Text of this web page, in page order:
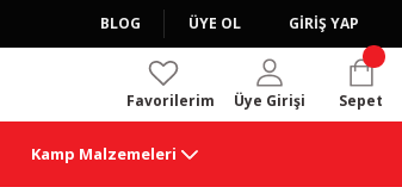
BLOG ÜYE OL GİRİŞ YAP
Favorilerim Üye Girişi Sepet
Kamp Malzemeleri